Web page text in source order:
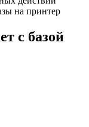
на принтер
с базой